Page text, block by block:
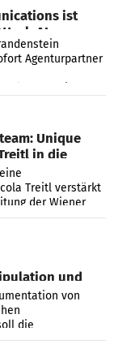
ist
Agenturpartner
Unique
in die
Treitl verstärkt
der Wiener
Josef Kalina und
und
von
die
Manipulation und